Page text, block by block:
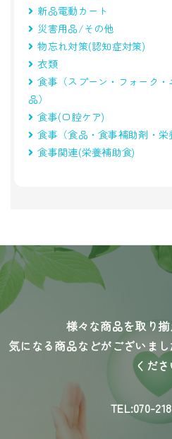
新品電動カート
災害用品/その他
物忘れ対策(認知症対策)
衣類
食事（スプーン・フォーク
品）
食事(口腔ケア)
食事（食品・食事補助剤・栄
食事関連(栄養補助食)
様々な商品を取り揃
気になる商品などがございま
くだ
TEL:070-